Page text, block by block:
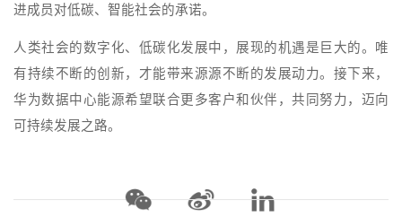
进成员对低碳、智能社会的承诺。
人类社会的数字化、低碳化发展中，展现的机遇是巨大的。唯
有持续不断的创新，才能带来源源不断的发展动力。接下来，
华为数据中心能源希望联合更多客户和伙伴，共同努力，迈向
可持续发展之路。